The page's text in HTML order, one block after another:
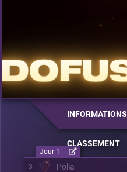
INFORMATIONS
CLASSEMENT
3 Polia
Jour 1